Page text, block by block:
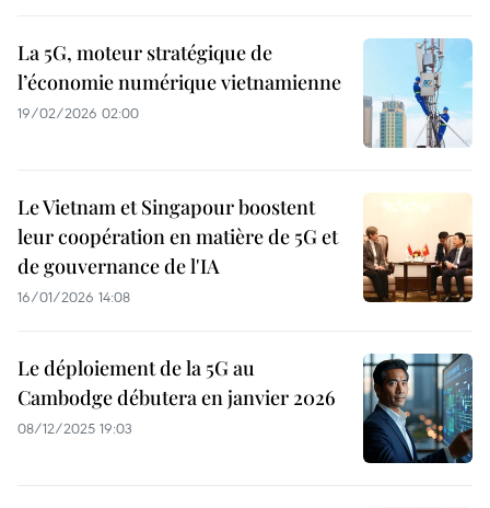
La 5G, moteur stratégique de
l’économie numérique vietnamienne
19/02/2026 02:00
Le Vietnam et Singapour boostent
leur coopération en matière de 5G et
de gouvernance de l'IA
16/01/2026 14:08
Le déploiement de la 5G au
Cambodge débutera en janvier 2026
08/12/2025 19:03